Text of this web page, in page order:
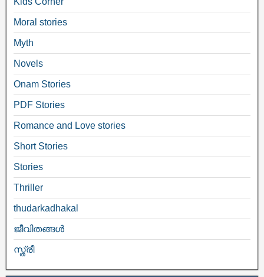
Moral stories
Myth
Novels
Onam Stories
PDF Stories
Romance and Love stories
Short Stories
Stories
Thriller
thudarkadhakal
ജീവിതങ്ങള്‍
സ്ത്രീ